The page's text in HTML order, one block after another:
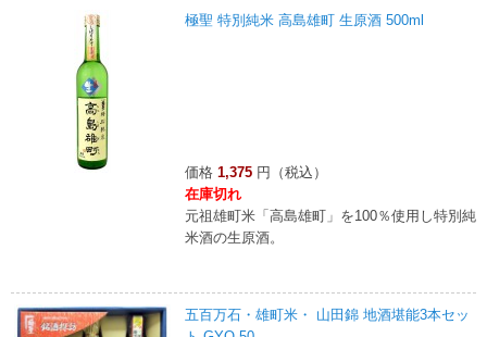
極聖 特別純米 高島雄町 生原酒 500ml
価格 1,375 円（税込）
在庫切れ
元祖雄町米「高島雄町」を100％使用し特別純
米酒の生原酒。
五百万石・雄町米・ 山田錦 地酒堪能3本セッ